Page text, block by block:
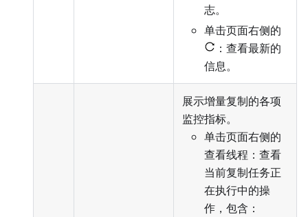
志。
单击页面右侧的
：查看最新的
信息。
展示增量复制的各项
监控指标。
单击页面右侧的
查看线程：查看
当前复制任务正
在执行中的操
作，包含：